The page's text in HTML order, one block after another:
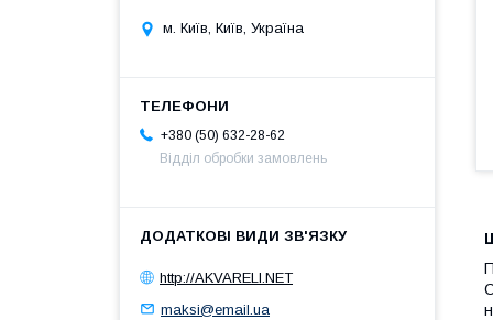
м. Київ, Київ, Україна
+380 (50) 632-28-62
Відділ обробки замовлень
http://AKVARELI.NET
maksi@email.ua